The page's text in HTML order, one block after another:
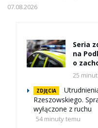
07.08.2026
Seria
na
o
25
ZDJĘCIA
Rzeszowskiego.
wyłączone z ruchu
54 minuty temu